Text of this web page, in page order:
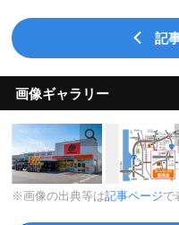
記
画像ギャラリー
※画像の出典等は記事ページで